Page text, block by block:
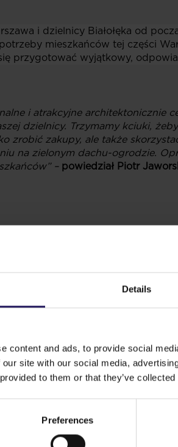
Details
content and ads, to provide social
site with our social media,
to them or that they’ve
Preferences
i dzielnicy Białołęka od
mieszkańców tej części
przygotować wyjątkowy,
i atrakcyjne architektonicznie
dzielnicy. Trzymamy kciuki,
zrobić zakupy, ale także
na zielonym dachu-ogrodzie.
– powiedział Piotr
wartościowych najemców,
przez renomowane pracownie
64 000 m kw. powierzchni, a
zróżnicowane rozwiązania
spacerowymi i placem zabaw.
w swojej klasie w Polsce, GTC